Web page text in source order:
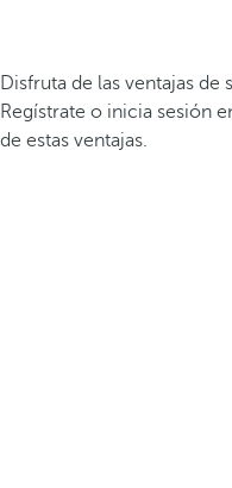
Disfruta de las ventajas de
Regístrate o inicia sesión
de estas ventajas.